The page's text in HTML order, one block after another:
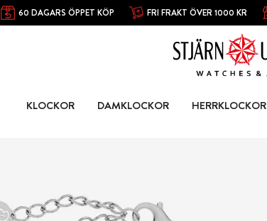
60 DAGARS ÖPPET KÖP FRI FRAKT ÖVER 1000 KR
KLOCKOR DAMKLOCKOR HERRKLOCKOR